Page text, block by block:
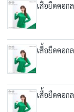
เสื้อยืดคอ
เสื้อยืดคอ
เสื้อยืดคอ